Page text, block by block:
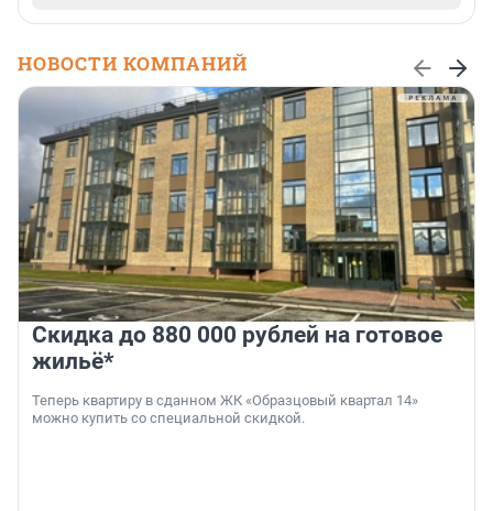
НОВОСТИ КОМПАНИЙ
Скидка до 880 000 рублей на готовое
жильё*
Теперь квартиру в сданном ЖК «Образцовый квартал 14»
можно купить со специальной скидкой.